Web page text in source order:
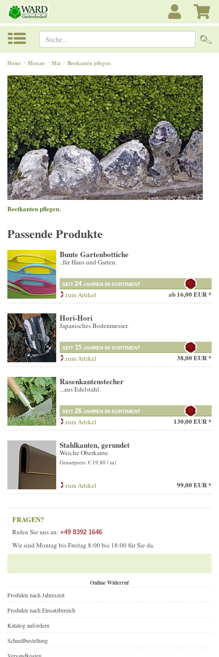
Suche...
Home Monate Mai Beetkanten pflegen.
Beetkanten pflegen.
Passende Produkte
Bunte Gartenbottiche
..für Haus und Garten.
SEIT 24 JAHREN IM SORTIMENT
zum Artikel ab 16,00 EUR *
Hori-Hori
Japanisches Bodenmesser.
SEIT 15 JAHREN IM SORTIMENT
zum Artikel 38,00 EUR *
Rasenkantenstecher
...aus Edelstahl.
SEIT 26 JAHREN IM SORTIMENT
zum Artikel 130,00 EUR *
Stahlkanten, gerundet
Weiche Oberkante.
Grundpreis: € 19,80 / m)
zum Artikel 99,00 EUR *
FRAGEN?
Rufen Sie uns an: +49 8392 1646
Wir sind Montag bis Freitag 8:00 bis 18:00 für Sie da.
Online Widerruf
Produkte nach Jahreszeit
Produkte nach Einsatzbereich
Katalog anfordern
Schnellbestellung